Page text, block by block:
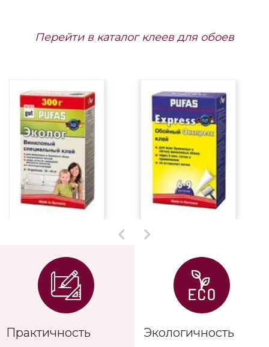
Перейти в каталог клеев для обоев
Практичность Экологичность